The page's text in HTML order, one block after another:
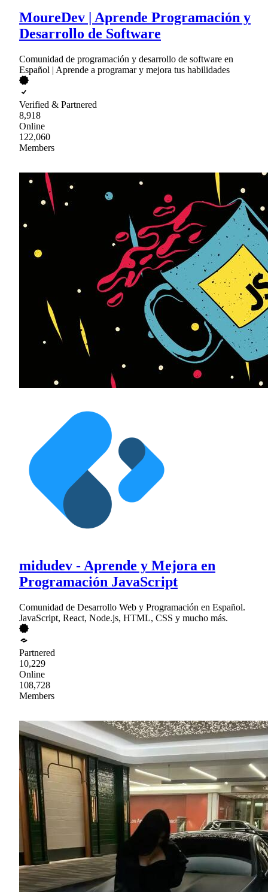
MoureDev | Aprende Programación y
Desarrollo de Software
Comunidad de programación y desarrollo de software en
Español | Aprende a programar y mejora tus habilidades
Verified & Partnered
8,918
Online
122,060
Members
midudev - Aprende y Mejora en
Programación JavaScript
Comunidad de Desarrollo Web y Programación en Español.
JavaScript, React, Node.js, HTML, CSS y mucho más.
Partnered
10,229
Online
108,728
Members